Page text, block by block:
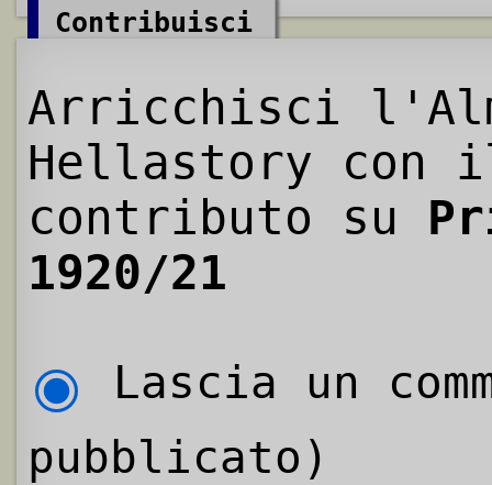
Contribuisci
Arricchisci
Hellastory con
contributo su
1920/21
Lascia un
pubblicato)